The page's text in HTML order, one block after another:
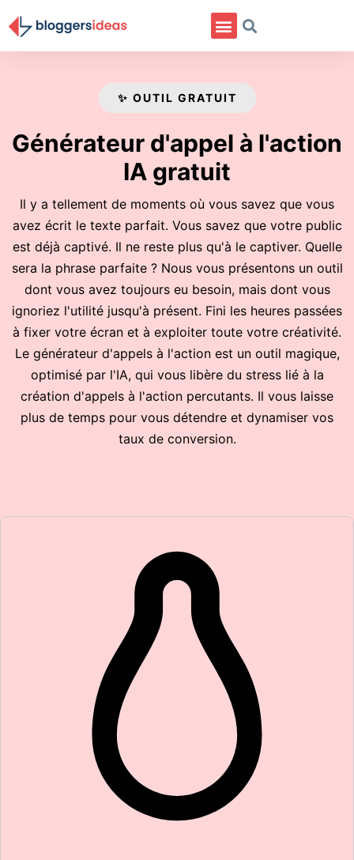
✨ OUTIL GRATUIT
Générateur d'appel à l'action
IA gratuit
Il y a tellement de moments où vous savez que vous
avez écrit le texte parfait. Vous savez que votre public
est déjà captivé. Il ne reste plus qu'à le captiver. Quelle
sera la phrase parfaite ? Nous vous présentons un outil
dont vous avez toujours eu besoin, mais dont vous
ignoriez l'utilité jusqu'à présent. Fini les heures passées
à fixer votre écran et à exploiter toute votre créativité.
Le générateur d'appels à l'action est un outil magique,
optimisé par l'IA, qui vous libère du stress lié à la
création d'appels à l'action percutants. Il vous laisse
plus de temps pour vous détendre et dynamiser vos
taux de conversion.